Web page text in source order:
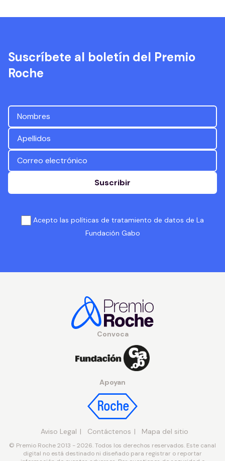
Suscríbete al boletín del Premio
Roche
Suscribir
Acepto las políticas de tratamiento de datos de La
Fundación Gabo
Convoca
Apoyan
Aviso Legal Contáctenos Mapa del sitio
© Premio Roche 2013 - 2026. Todos los derechos reservados. Este canal
digital no está destinado ni diseñado para registrar o reportar